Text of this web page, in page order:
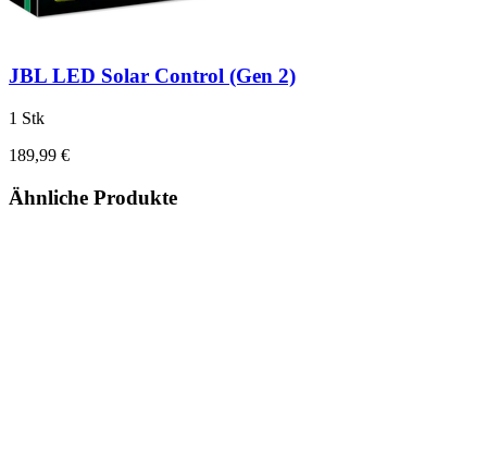
JBL LED Solar Control (Gen 2)
1 Stk
189,99 €
Ähnliche Produkte